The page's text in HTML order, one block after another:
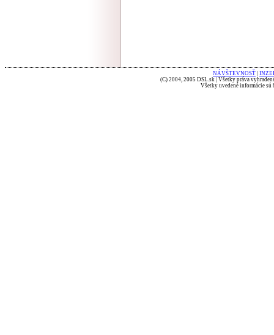
NÁVŠTEVNOSŤ
(C) 2004, 2005 DSL.sk | Všetky práva
Všetky uvedené informácie sú